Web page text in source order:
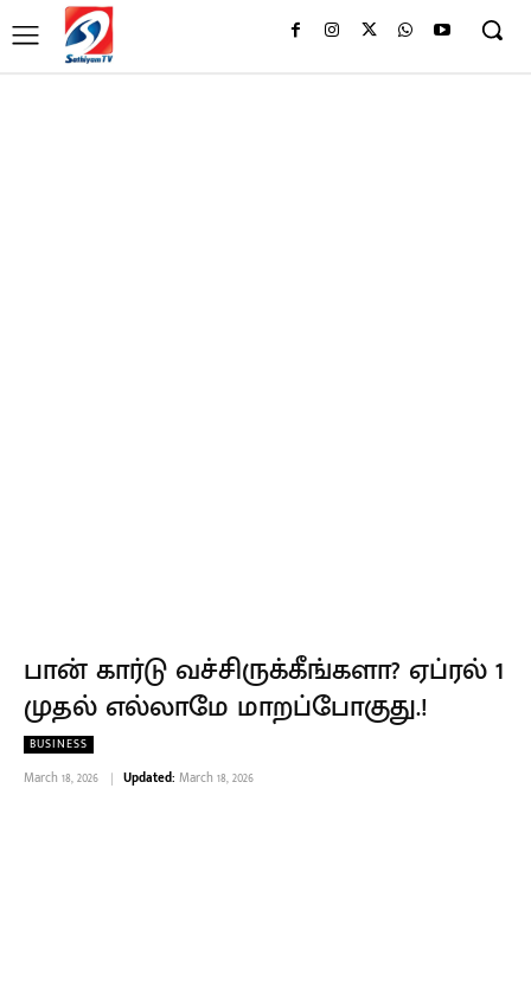
பான் கார்டு வச்சிருக்கீங்களா? ஏப்ரல் 1
முதல் எல்லாமே மாறப்போகுது.!
BUSINESS
March 18, 2026 Updated: March 18, 2026